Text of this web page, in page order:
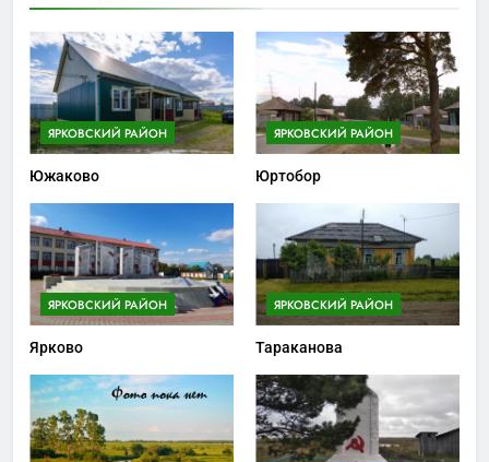
ЯРКОВСКИЙ РАЙОН
Южаково
ЯРКОВСКИЙ РАЙОН
Юртобор
ЯРКОВСКИЙ РАЙОН
Ярково
ЯРКОВСКИЙ РАЙОН
Тараканова